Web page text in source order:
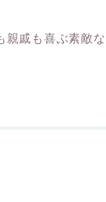
親戚も喜ぶ素敵